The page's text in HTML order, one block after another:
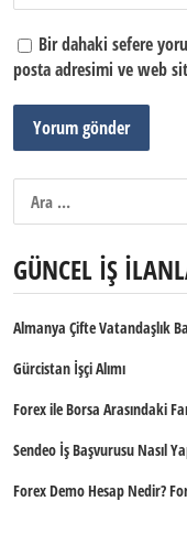
Bir dahaki sefere
posta adresimi ve web
GÜNCEL İŞ
Almanya Çifte Vatandaşlık
Gürcistan İşçi Alımı
Forex ile Borsa Arasındaki
Sendeo İş Başvurusu Nasıl
Forex Demo Hesap Nedir?